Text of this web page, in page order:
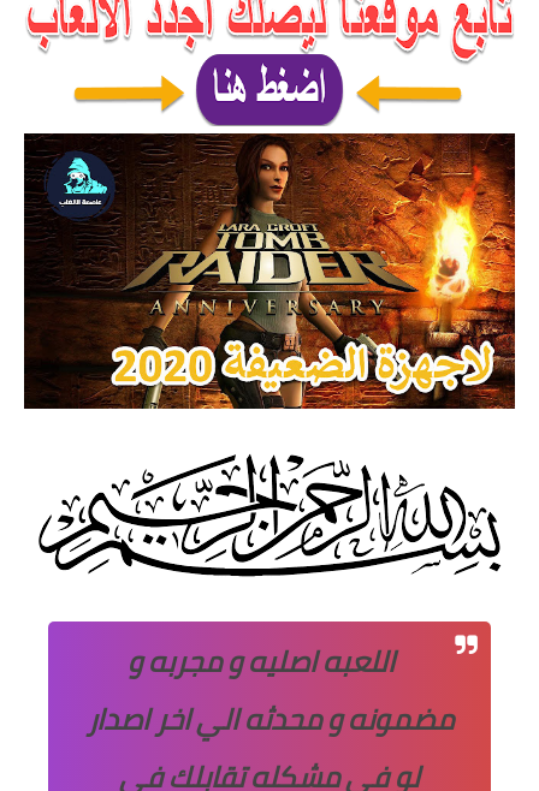
اللعبه اصليه و مجربه و
مضمونه و محدثه الي اخر اصدار
لو في مشكله تقابلك في